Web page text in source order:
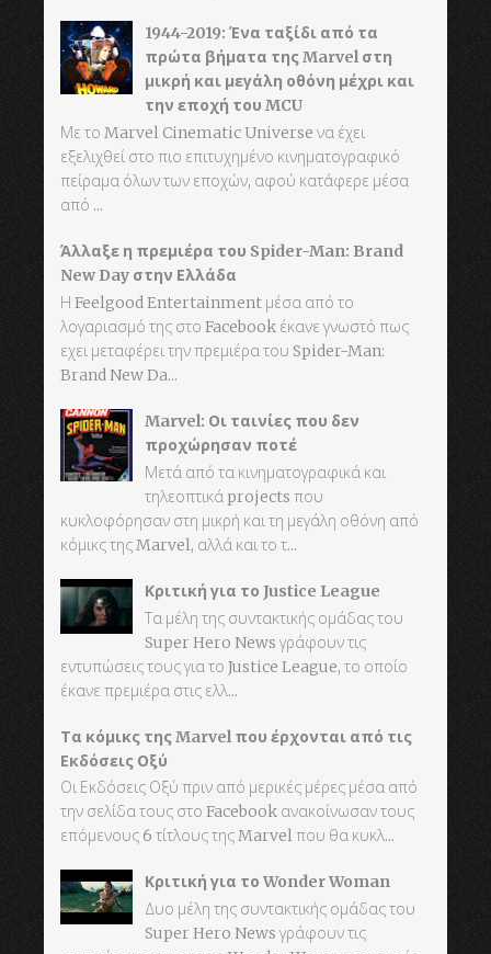
1944-2019: Ένα ταξίδι από τα
πρώτα βήματα της Marvel στη
μικρή και μεγάλη οθόνη μέχρι και
την εποχή του MCU
Με το Marvel Cinematic Universe να έχει
εξελιχθεί στο πιο επιτυχημένο κινηματογραφικό
πείραμα όλων των εποχών, αφού κατάφερε μέσα
από ...
Άλλαξε η πρεμιέρα του Spider-Man: Brand
New Day στην Ελλάδα
Η Feelgood Entertainment μέσα από το
λογαριασμό της στο Facebook έκανε γνωστό πως
εχει μεταφέρει την πρεμιέρα του Spider-Man:
Brand New Da...
Marvel: Οι ταινίες που δεν
προχώρησαν ποτέ
Μετά από τα κινηματογραφικά και
τηλεοπτικά projects που
κυκλοφόρησαν στη μικρή και τη μεγάλη οθόνη από
κόμικς της Marvel, αλλά και το τ...
Κριτική για το Justice League
Τα μέλη της συντακτικής ομάδας του
Super Hero News γράφουν τις
εντυπώσεις τους για το Justice League, το οποίο
έκανε πρεμιέρα στις ελλ...
Τα κόμικς της Marvel που έρχονται από τις
Εκδόσεις Οξύ
Οι Εκδόσεις Οξύ πριν από μερικές μέρες μέσα από
την σελίδα τους στο Facebook ανακοίνωσαν τους
επόμενους 6 τίτλους της Marvel που θα κυκλ...
Κριτική για το Wonder Woman
Δυο μέλη της συντακτικής ομάδας του
Super Hero News γράφουν τις